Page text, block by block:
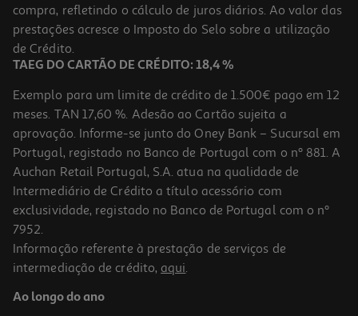
compra, refletindo o cálculo de juros diários. Ao valor das
prestações acresce o Imposto do Selo sobre a utilização
de Crédito.
TAEG DO CARTÃO DE CRÉDITO: 18,4 %
Exemplo para um limite de crédito de 1.500€ pago em 12
meses. TAN 17,60 %. Adesão ao Cartão sujeita a
aprovação. Informe-se junto do Oney Bank – Sucursal em
Portugal, registado no Banco de Portugal com o nº 881. A
Auchan Retail Portugal, S.A. atua na qualidade de
Intermediário de Crédito a título acessório com
exclusividade, registado no Banco de Portugal com o nº
7952.
Informação referente à prestação de serviços de
intermediação de crédito, aqui.
Ao longo do ano